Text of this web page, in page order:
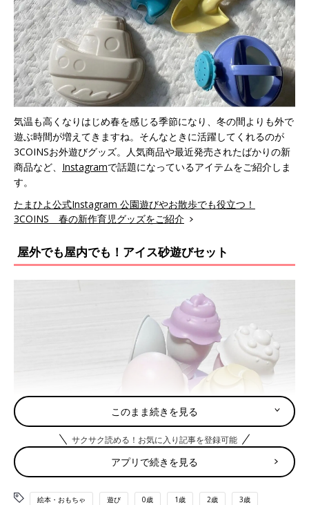
気温も高くなりはじめ春を感じる季節になり、冬の間よりも外で
遊ぶ時間が増えてきますね。そんなときに活躍してくれるのが
3COINSお外遊びグッズ。人気商品や最近発売されたばかりの新
商品など、 Instagramで話題になっているアイテムをご紹介しま
す。
たまひよ公式Instagram 公園遊びやお散歩でも役立つ！
3COINS 春の新作育児グッズをご紹介
屋外でも屋内でも！アイス砂遊びセット
このまま続きを見る
サクサク読める！お気に入り記事を登録可能
アプリで続きを見る
絵本・おもちゃ 遊び 0歳 1歳 2歳 3歳